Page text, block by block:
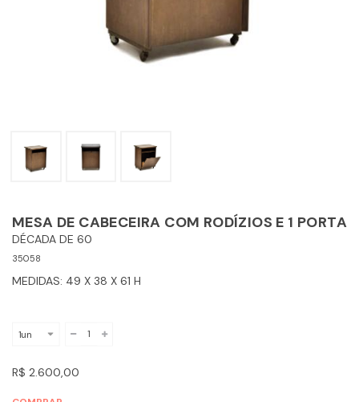
MESA DE CABECEIRA COM RODÍZIOS E 1 PORTA
DÉCADA DE 60
35058
MEDIDAS: 49 X 38 X 61 H
R$ 2.600,00